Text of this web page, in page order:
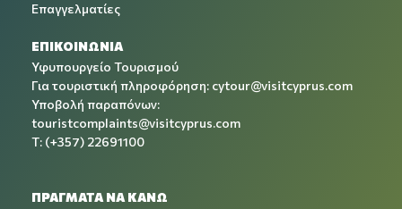
Επαγγελματίες
ΕΠΙΚΟΙΝΩΝΙΑ
Υφυπουργείο Τουρισμού
Για τουριστική πληροφόρηση: cytour@visitcyprus.com
Υποβολή παραπόνων:
touristcomplaints@visitcyprus.com
T: (+357) 22691100
ΠΡΑΓΜΑΤΑ ΝΑ ΚΑΝΩ